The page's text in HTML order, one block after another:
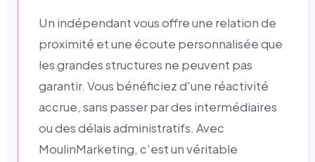
Un indépendant vous offre une relation de
proximité et une écoute personnalisée que
les grandes structures ne peuvent pas
garantir. Vous bénéficiez d'une réactivité
accrue, sans passer par des intermédiaires
ou des délais administratifs. Avec
MoulinMarketing, c'est un véritable